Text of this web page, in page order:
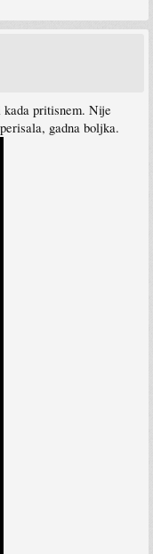
pritisnem. Nije
gadna boljka.